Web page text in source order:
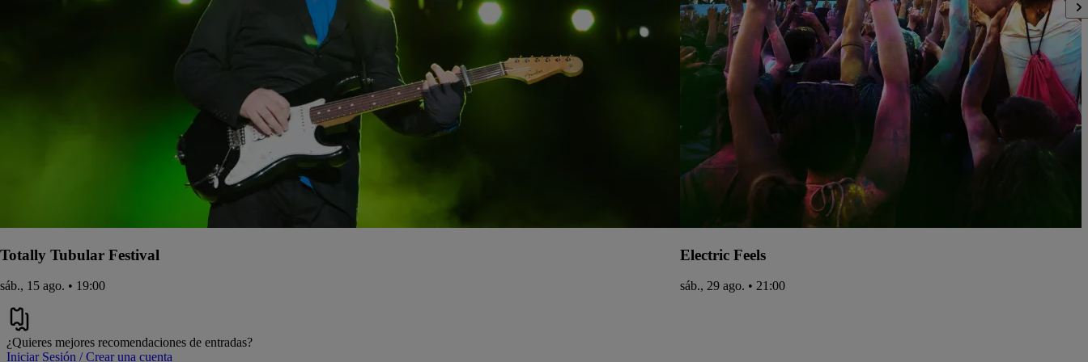
Totally Tubular Festival
sáb., 15 ago. • 19:00
Electric Feels
sáb., 29 ago. • 21:00
¿Quieres mejores recomendaciones de entradas?
Iniciar Sesión / Crear una cuenta